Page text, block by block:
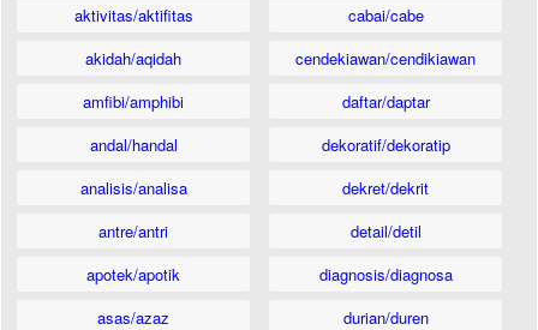
aktivitas/aktifitas
akidah/aqidah
amfibi/amphibi
andal/handal
analisis/analisa
antre/antri
apotek/apotik
asas/azaz
cabai/cabe
cendekiawan/cendikiawan
daftar/daptar
dekoratif/dekoratip
dekret/dekrit
detail/detil
diagnosis/diagnosa
durian/duren